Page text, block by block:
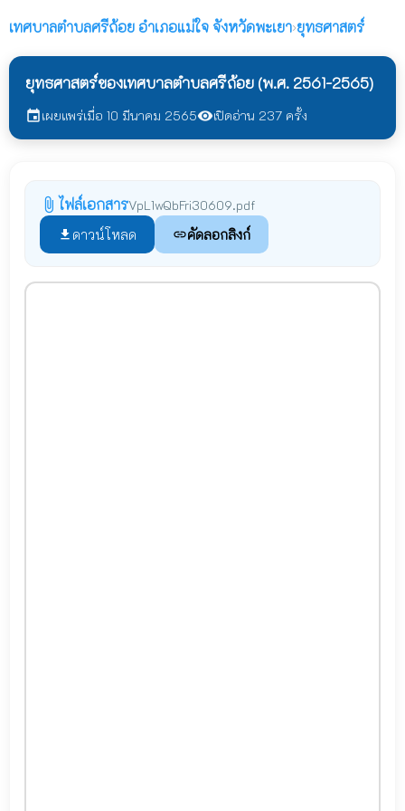
เทศบาลตำบลศรีถ้อย อำเภอแม่ใจ จังหวัดพะเยา›ยุทธศาสตร์
ยุทธศาสตร์ของเทศบาลตำบลศรีถ้อย (พ.ศ. 2561-2565)
eventเผยแพร่เมื่อ 10 มีนาคม 2565visibilityเปิดอ่าน 237 ครั้ง
attach_file ไฟล์เอกสารVpL1wQbFri30609.pdf
file_download ดาวน์โหลด linkคัดลอกลิงก์